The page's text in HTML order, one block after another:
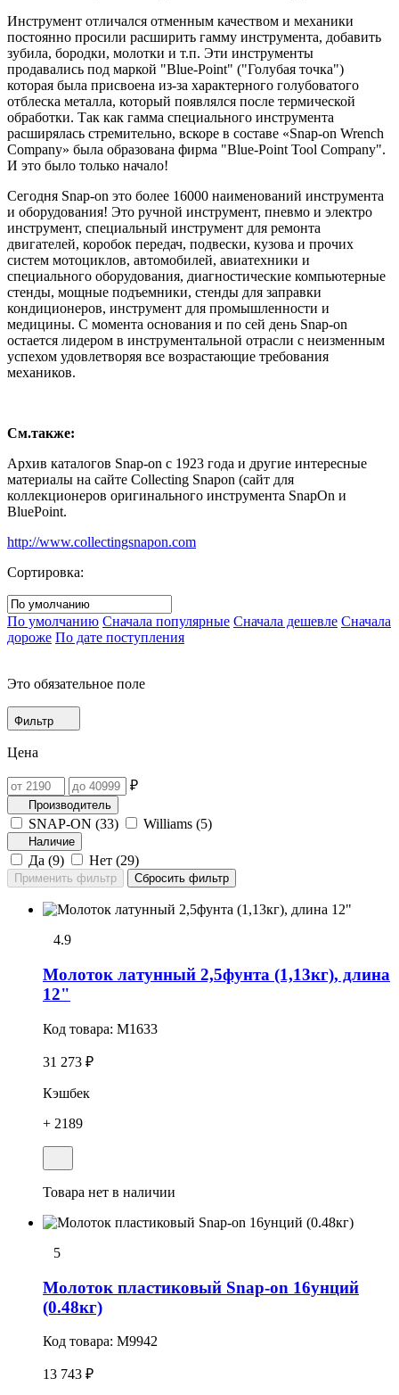
Инструмент отличался отменным качеством и механики
постоянно просили расширить гамму инструмента, добавить
зубила, бородки, молотки и т.п. Эти инструменты
продавались под маркой "Blue-Point" ("Голубая точка")
которая была присвоена из-за характерного голубоватого
отблеска металла, который появлялся после термической
обработки. Так как гамма специального инструмента
расширялась стремительно, вскоре в составе «Snap-on Wrench
Company» была образована фирма "Blue-Point Tool Company".
И это было только начало!
Сегодня Snap-on это более 16000 наименований инструмента
и оборудования! Это ручной инструмент, пневмо и электро
инструмент, специальный инструмент для ремонта
двигателей, коробок передач, подвески, кузова и прочих
систем мотоциклов, автомобилей, авиатехники и
специального оборудования, диагностические компьютерные
стенды, мощные подъемники, стенды для заправки
кондиционеров, инструмент для промышленности и
медицины. С момента основания и по сей день Snap-on
остается лидером в инструментальной отрасли с неизменным
успехом удовлетворяя все возрастающие требования
механиков.
См.также:
Архив каталогов Snap-on с 1923 года и другие интересные
материалы на сайте Collecting Snapon (сайт для
коллекционеров оригинального инструмента SnapOn и
BluePoint.
http://www.collectingsnapon.com
Сортировка:
По умолчанию Сначала популярные Сначала дешевле Сначала
дороже По дате поступления
Это обязательное поле
Фильтр
Цена
₽
Производитель
SNAP-ON (33) Williams (5)
Наличие
Да (9) Нет (29)
4.9
Молоток латунный 2,5фунта (1,13кг), длина
12"
Код товара: M1633
31 273 ₽
Кэшбек
+ 2189
Товара нет в наличии
5
Молоток пластиковый Snap-on 16унций
(0.48кг)
Код товара: M9942
13 743 ₽